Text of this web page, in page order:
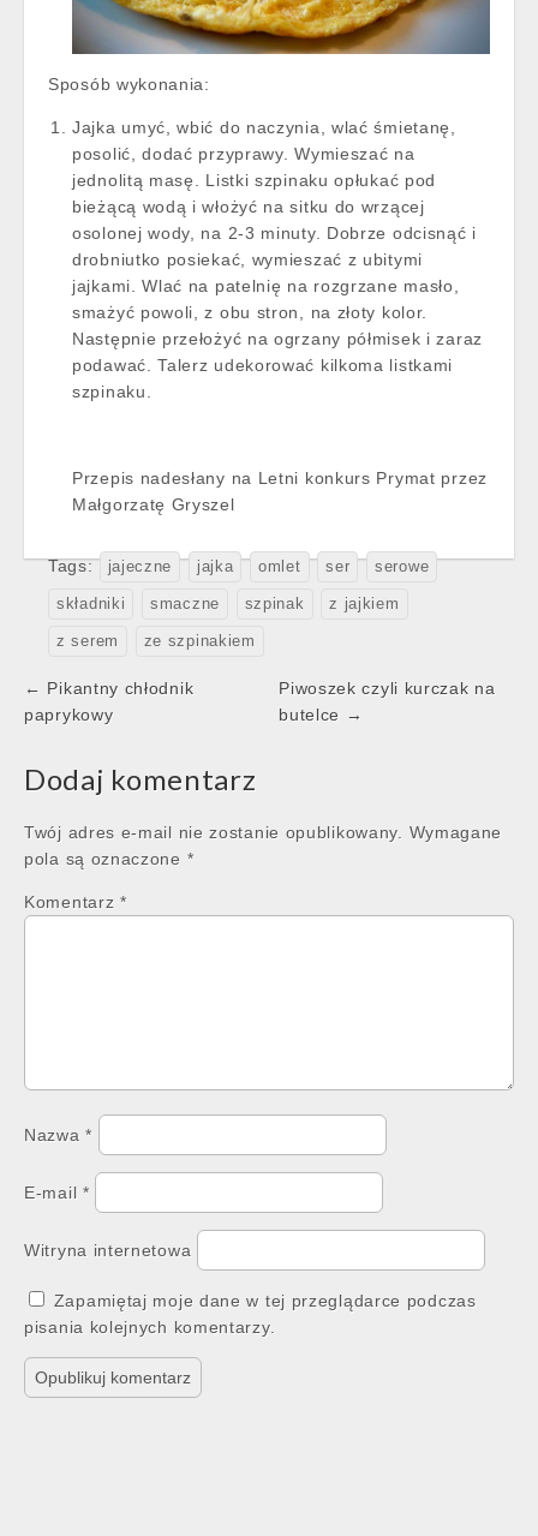
Sposób wykonania:
Jajka umyć, wbić do naczynia, wlać śmietanę,
posolić, dodać przyprawy. Wymieszać na
jednolitą masę. Listki szpinaku opłukać pod
bieżącą wodą i włożyć na sitku do wrzącej
osolonej wody, na 2-3 minuty. Dobrze odcisnąć i
drobniutko posiekać, wymieszać z ubitymi
jajkami. Wlać na patelnię na rozgrzane masło,
smażyć powoli, z obu stron, na złoty kolor.
Następnie przełożyć na ogrzany półmisek i zaraz
podawać. Talerz udekorować kilkoma listkami
szpinaku.
Przepis nadesłany na Letni konkurs Prymat przez
Małgorzatę Gryszel
Tags: jajeczne jajka omlet ser serowe
składniki smaczne szpinak z jajkiem
z serem ze szpinakiem
Post
navigation
← Pikantny chłodnik
paprykowy
Piwoszek czyli kurczak na
butelce →
Dodaj komentarz
Twój adres e-mail nie zostanie opublikowany.
Wymagane
pola są oznaczone *
Komentarz *
Nazwa*
E-mail *
Witryna internetowa
Zapamiętaj moje dane w tej przeglądarce podczas
pisania kolejnych komentarzy.